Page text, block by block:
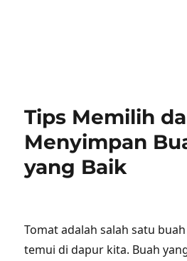
Tips Memilih
Menyimpan
yang Baik
Tomat adalah salah satu
temui di dapur kita. Buah